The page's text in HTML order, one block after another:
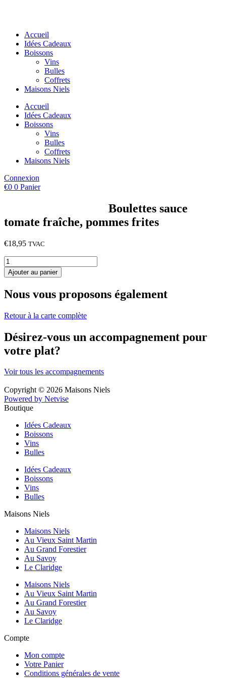
Accueil
Idées Cadeaux
Boissons
Vins
Bulles
Coffrets
Maisons Niels
Accueil
Idées Cadeaux
Boissons
Vins
Bulles
Coffrets
Maisons Niels
Connexion
€0 0 Panier
Boulettes sauce
tomate fraîche, pommes frites
€18,95 TVAC
quantité
de
Boulettes
tomate
pommes
Ajouter au panier
Nous vous proposons également
Retour à la carte complète
Désirez-vous un accompagnement pour
votre plat?
Voir tous les accompagnements
Copyright © 2026 Maisons Niels
Powered by Netvise
Boutique
Idées Cadeaux
Boissons
Vins
Bulles
Idées Cadeaux
Boissons
Vins
Bulles
Maisons Niels
Maisons Niels
Au Vieux Saint Martin
Au Grand Forestier
Au Savoy
Le Claridge
Maisons Niels
Au Vieux Saint Martin
Au Grand Forestier
Au Savoy
Le Claridge
Compte
Mon compte
Votre Panier
Conditions générales de vente